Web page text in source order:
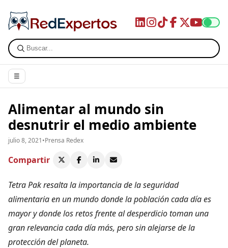
☰
Alimentar al mundo sin
desnutrir el medio ambiente
julio 8, 2021•Prensa Redex
Compartir
Tetra Pak resalta la importancia de la seguridad
alimentaria en un mundo donde la población cada día es
mayor y donde los retos frente al desperdicio toman una
gran relevancia cada día más, pero sin alejarse de la
protección del planeta.